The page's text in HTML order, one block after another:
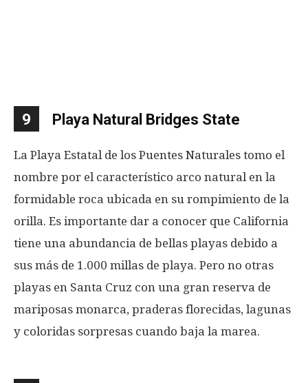
9 Playa Natural Bridges State
La Playa Estatal de los Puentes Naturales tomo el
nombre por el característico arco natural en la
formidable roca ubicada en su rompimiento de la
orilla. Es importante dar a conocer que California
tiene una abundancia de bellas playas debido a
sus más de 1.000 millas de playa. Pero no otras
playas en Santa Cruz con una gran reserva de
mariposas monarca, praderas florecidas, lagunas
y coloridas sorpresas cuando baja la marea.